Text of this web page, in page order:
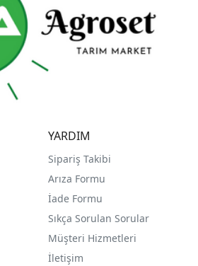
YARDIM
Sipariş Takibi
Arıza Formu
İade Formu
Sıkça Sorulan Sorular
Müşteri Hizmetleri
İletişim